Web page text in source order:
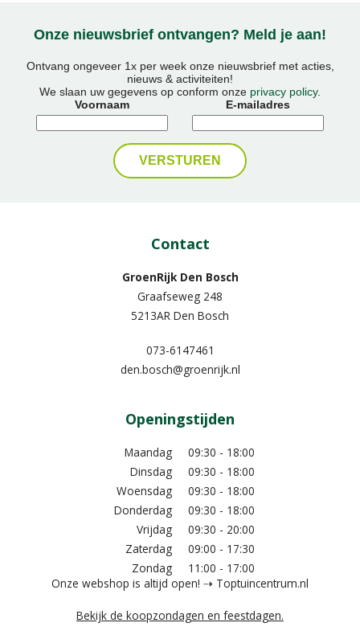
Onze nieuwsbrief ontvangen? Meld je aan!
Ontvang ongeveer 1x per week onze nieuwsbrief met acties,
nieuws & activiteiten!
We slaan uw gegevens op conform onze privacy policy.
Voornaam
E-mailadres
Contact
GroenRijk Den Bosch
Graafseweg 248
5213AR Den Bosch
073-6147461
den.bosch@groenrijk.nl
Openingstijden
Maandag
09:30 - 18:00
Dinsdag
09:30 - 18:00
Woensdag
09:30 - 18:00
Donderdag
09:30 - 18:00
Vrijdag
09:30 - 20:00
Zaterdag
09:00 - 17:30
Zondag
11:00 - 17:00
Onze webshop is altijd open! ⇢ Toptuincentrum.nl
Bekijk de koopzondagen en feestdagen.